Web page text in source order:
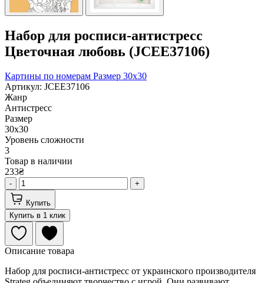
Набор для росписи-антистресс
Цветочная любовь (JCEE37106)
Картины по номерам Размер 30x30
Артикул: JCEE37106
Жанр
Антистресс
Размер
30х30
Уровень сложности
3
Товар в наличии
233₴
- +
Купить
Купить в 1 клик
Описание товара
Набор для росписи-антистресс от украинского производителя